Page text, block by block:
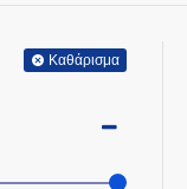
Καθάρισμα